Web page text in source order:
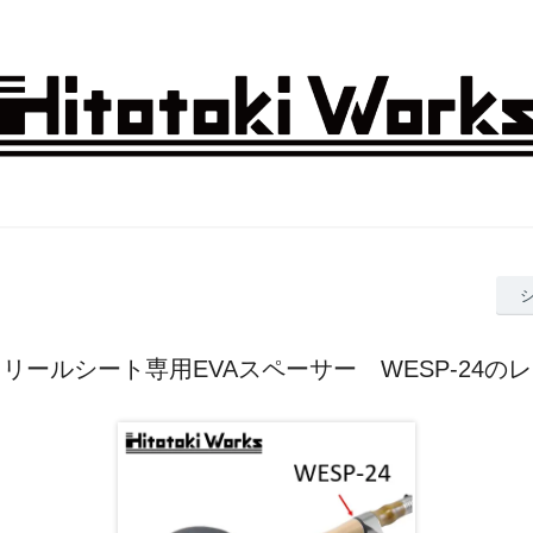
ールシート専用EVAスペーサー WESP-24の